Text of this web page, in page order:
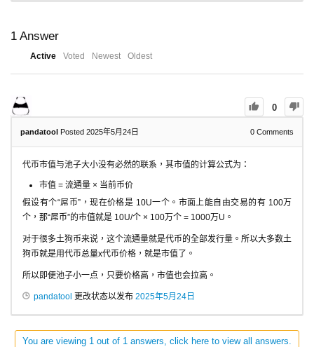
1 Answer
Active Voted Newest Oldest
0
pandatool Posted 2025年5月24日 0 Comments
代币市值与池子大小没有必然的联系，其市值的计算公式为：
市值 = 流通量 × 当前币价
假设有个“屌币”，现在价格是 10U一个。市面上能自由交易的有 100万
个，那“屌币”的市值就是 10U/个 × 100万个 = 1000万U。
对于很多土狗币来说，这个流通量就是代币的全部发行量。所以大多数土
狗币就是用代币总量x代币价格，就是市值了。
所以即便池子小一点，只要价格高，市值也会拉高。
pandatool 更改状态以发布 2025年5月24日
You are viewing 1 out of 1 answers, click here to view all answers.